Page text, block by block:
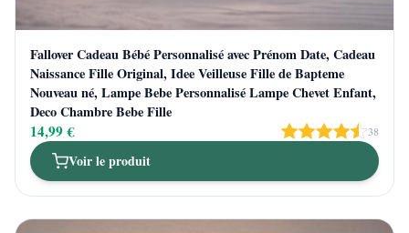
Fallover Cadeau Bébé Personnalisé avec Prénom Date, Cadeau
Naissance Fille Original, Idee Veilleuse Fille de Bapteme
Nouveau né, Lampe Bebe Personnalisé Lampe Chevet Enfant,
Deco Chambre Bebe Fille
14,99 € 38
Voir le produit